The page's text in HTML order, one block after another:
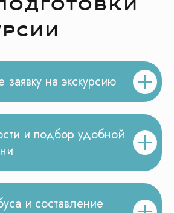
заявку на экскурсию
и подбор удобной
и составление